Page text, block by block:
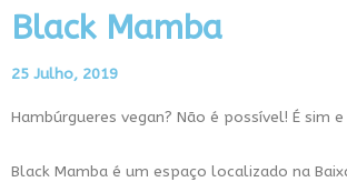
Black Mamba
25 Julho, 2019
Hambúrgueres vegan? Não é possível! É sim
Black Mamba é um espaço localizado na